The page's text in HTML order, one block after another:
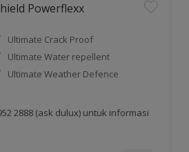
Powerflexx
Ultimate Crack Proof
Ultimate Water repellent
Ultimate Weather Defence
2888 (ask dulux) untuk informasi